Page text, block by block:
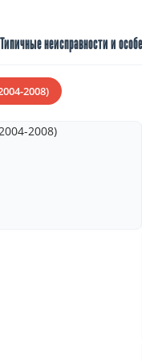
неисправности и
2008)